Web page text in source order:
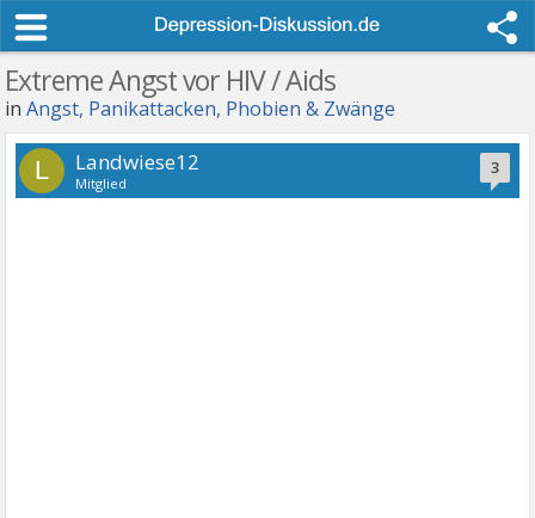
Extreme Angst vor HIV / Aids
inAngst, Panikattacken, Phobien & Zwänge
3
L Landwiese12
Mitglied